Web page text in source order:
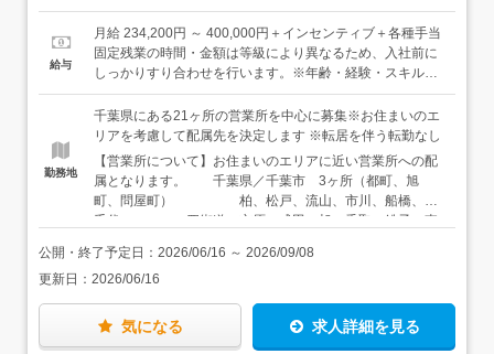
後は…＞入社後は配属先の事務所にてOJT研修を実施。ま
ずは先輩から引き継ぐ予定のエリアのお客様先へ、先輩と
一緒に挨拶周りからスタート。同行の中で先輩の提案方法
す。それと同時にロープレや資料作成など実務的な研修
や、メーカー研修へ参加するなど、製品についての知識な
ども1つずつ学んでいきましょう。3ヶ月を目安に、独り立
ちを目指していただきます。＜アドバイザーへのサポート
体制も抜群＞当社では各オフィスに在籍しているアシスタ
ントスタッフの他にも、本社に営業支援課を配置してお
り、製品情報に関することや見積作成などをメインに「提
案を行う上で困ったこと」への解決のサポートを行ってい
る安心感」の中で仕事を進めることができます。また社内
チャットを利用したコミュニケーションも行っており、営
業支援課専用のルームでは過去の事例もすぐに確認できる
などのメリットも！他にも「毎朝の10分間の打ち合わせで
企業へ密着して働きたい方・素直な対応のできる方・コミ
ュニケーションを取ることが好きな方
給与
月給 234,200円 ～ 400,000円＋インセンティブ＋各種手当
固定残業の時間・金額は等級により異なるため、入社前に
しっかりすり合わせを行います。※年齢・経験・スキルを
考慮します＜年収例＞年収300万円／入社1年目（初年度想
定年収）年収350万円／入社3年目年収500万円／入社10年
目
勤務地
千葉県にある21ヶ所の営業所を中心に募集※お住まいのエ
リアを考慮して配属先を決定します ※転居を伴う転勤なし
【営業所について】お住まいのエリアに近い営業所への配
属となります。 千葉県／千葉市 3ヶ所（都町、旭
町、問屋町） 柏、松戸、流山、市川、船橋、八
千代 四街道、市原、成田、旭、香取、銚子、東
勤OK（勤務地による／面接時にお伝えします） ※お住ま
いのエリアを考慮して配属先を決定します ※転居を伴う
転勤はありません 希望があれば、東京・埼玉・茨城で
の勤務も可能です。お気軽にご相談ください。 東京都／
江東区亀戸、千代田区神田淡路町 茨城県／土浦 埼玉県
公開・終了予定日： 2026/06/16 ～ 2026/09/08
更新日： 2026/06/16
気になる 求人詳細を見る